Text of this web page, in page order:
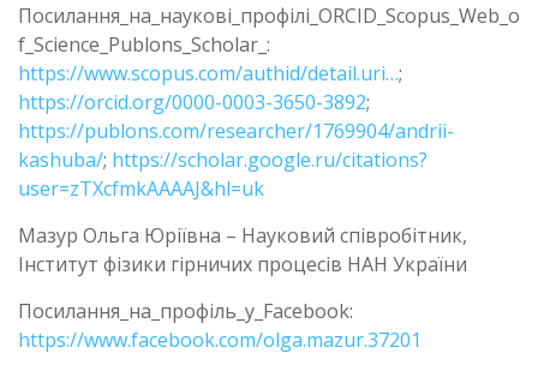
Посилання_на_наукові_профілі_ORCID_Scopus_Web_o
f_Science_Publons_Scholar_:
https://www.scopus.com/authid/detail.uri…;
https://orcid.org/0000-0003-3650-3892;
https://publons.com/researcher/1769904/andrii-
kashuba/; https://scholar.google.ru/citations?
user=zTXcfmkAAAAJ&hl=uk
Мазур Ольга Юріївна – Науковий співробітник,
Інститут фізики гірничих процесів НАН України
Посилання_на_профіль_у_Facebook:
https://www.facebook.com/olga.mazur.37201